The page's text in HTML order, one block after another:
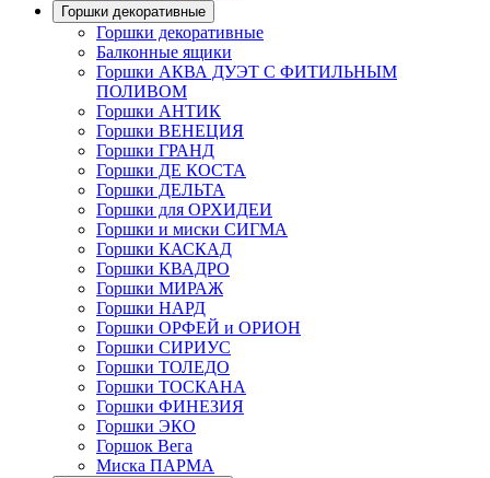
Горшки декоративные
Горшки декоративные
Балконные ящики
Горшки АКВА ДУЭТ С ФИТИЛЬНЫМ
ПОЛИВОМ
Горшки АНТИК
Горшки ВЕНЕЦИЯ
Горшки ГРАНД
Горшки ДЕ КОСТА
Горшки ДЕЛЬТА
Горшки для ОРХИДЕИ
Горшки и миски СИГМА
Горшки КАСКАД
Горшки КВАДРО
Горшки МИРАЖ
Горшки НАРД
Горшки ОРФЕЙ и ОРИОН
Горшки СИРИУС
Горшки ТОЛЕДО
Горшки ТОСКАНА
Горшки ФИНЕЗИЯ
Горшки ЭКО
Горшок Вега
Миска ПАРМА